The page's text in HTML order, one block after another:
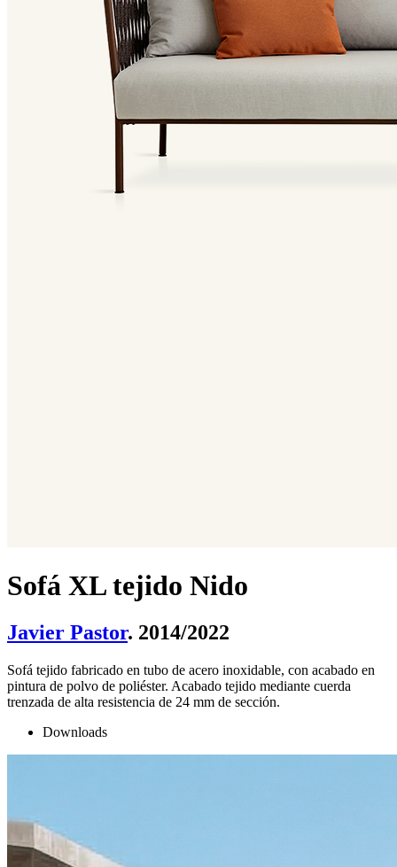
Sofá XL tejido Nido
Javier Pastor. 2014/2022
Sofá tejido fabricado en tubo de acero inoxidable, con acabado en
pintura de polvo de poliéster. Acabado tejido mediante cuerda
trenzada de alta resistencia de 24 mm de sección.
Downloads